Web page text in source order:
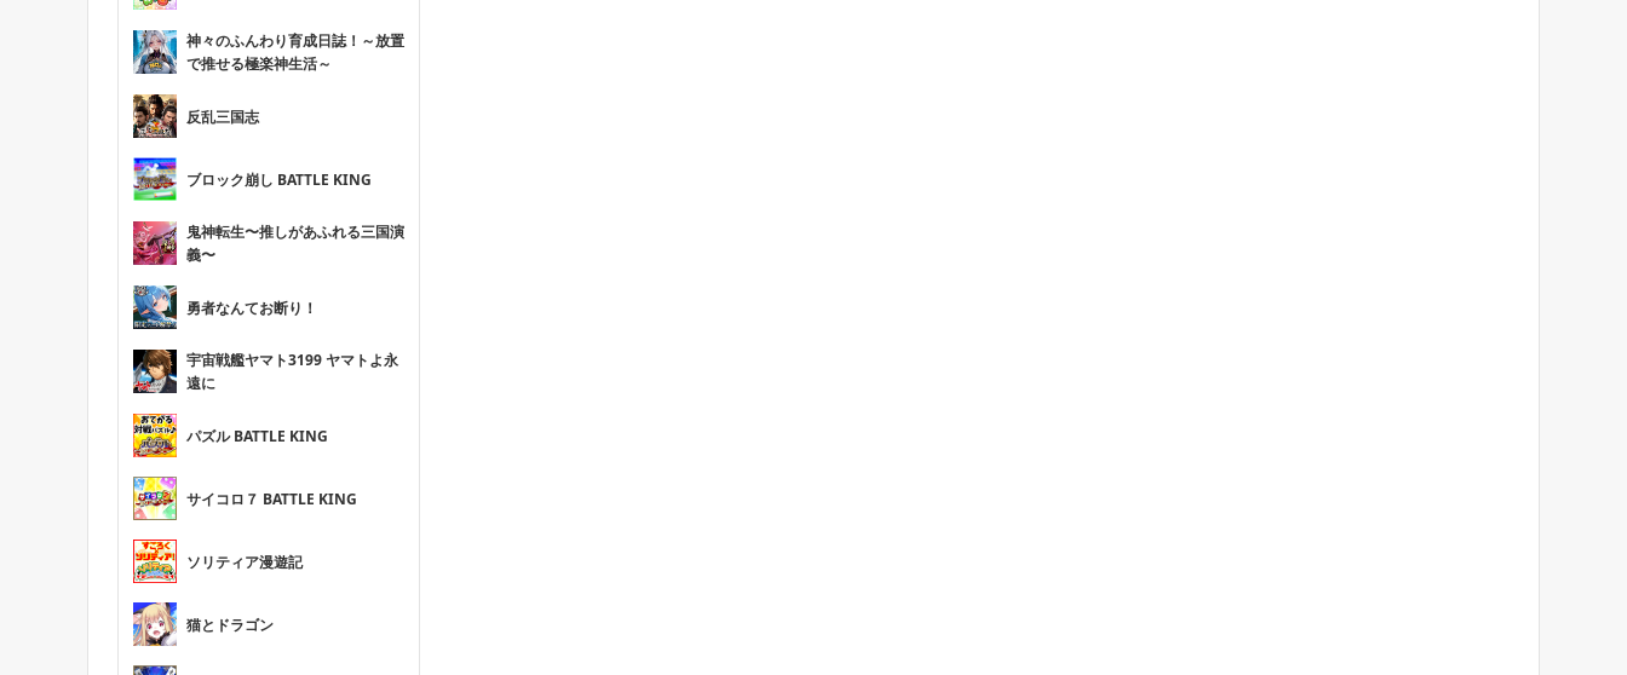
神々のふんわり育成日誌！～放置
で推せる極楽神生活～
反乱三国志
ブロック崩し BATTLE KING
鬼神転生〜推しがあふれる三国演
義〜
勇者なんてお断り！
宇宙戦艦ヤマト3199 ヤマトよ永
遠に
パズル BATTLE KING
サイコロ７ BATTLE KING
ソリティア漫遊記
猫とドラゴン